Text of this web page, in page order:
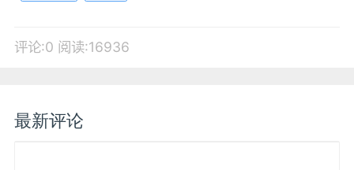
评论:0 阅读:16936
最新评论